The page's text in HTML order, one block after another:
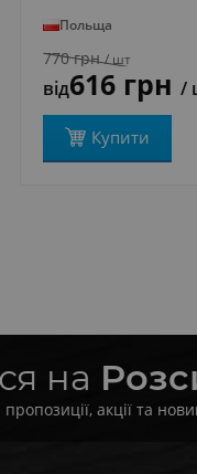
Польща
770 грн/ шт
від616 грн /
Купити
на
акції та